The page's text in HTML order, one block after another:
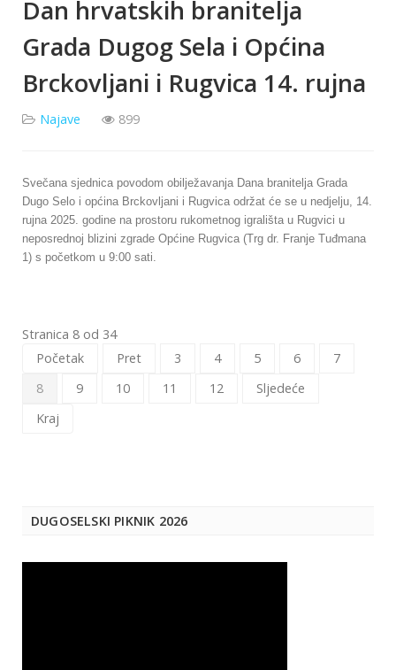
Dan hrvatskih branitelja
Grada Dugog Sela i Općina
Brckovljani i Rugvica 14. rujna
Najave 899
Svečana sjednica povodom obilježavanja Dana branitelja Grada
Dugo Selo i općina Brckovljani i Rugvica održat će se u nedjelju, 14.
rujna 2025. godine na prostoru rukometnog igrališta u Rugvici u
neposrednoj blizini zgrade Općine Rugvica (Trg dr. Franje Tuđmana
1) s početkom u 9:00 sati.
Stranica 8 od 34
Početak
Pret 3 4 5 6
7
8
9 10 11 12
Sljedeće
Kraj
DUGOSELSKI PIKNIK 2026